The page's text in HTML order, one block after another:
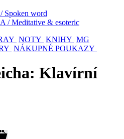
word
Meditative & esoteric
NOTY KNIHY MG
NÁKUPNÉ POUKAZY
Klavírní